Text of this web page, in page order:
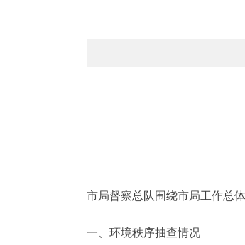
市局督察总队围绕市局工作总
一、环境秩序抽查情况